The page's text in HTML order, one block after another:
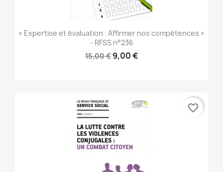
« Expertise et évaluation : Affirmer nos compétences »
- RFSS n°236
15,00 € 9,00 €
favorite_border